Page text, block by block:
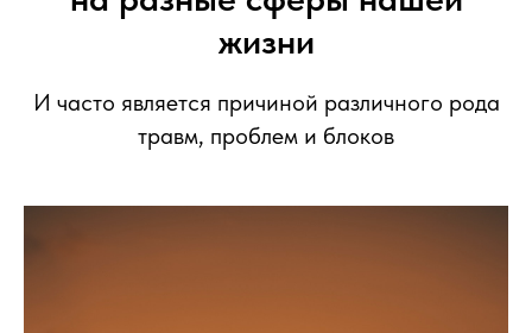
жизни
И часто является причиной различного рода
травм, проблем и блоков